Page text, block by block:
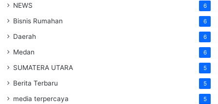
NEWS 6
Bisnis Rumahan 6
Daerah 6
Medan 6
SUMATERA UTARA 5
Berita Terbaru 5
media terpercaya 5